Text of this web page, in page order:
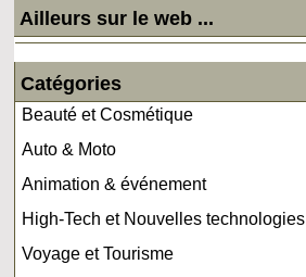
Ailleurs sur le web ...
Catégories
Beauté et Cosmétique
Auto & Moto
Animation & événement
High-Tech et Nouvelles technologies
Voyage et Tourisme